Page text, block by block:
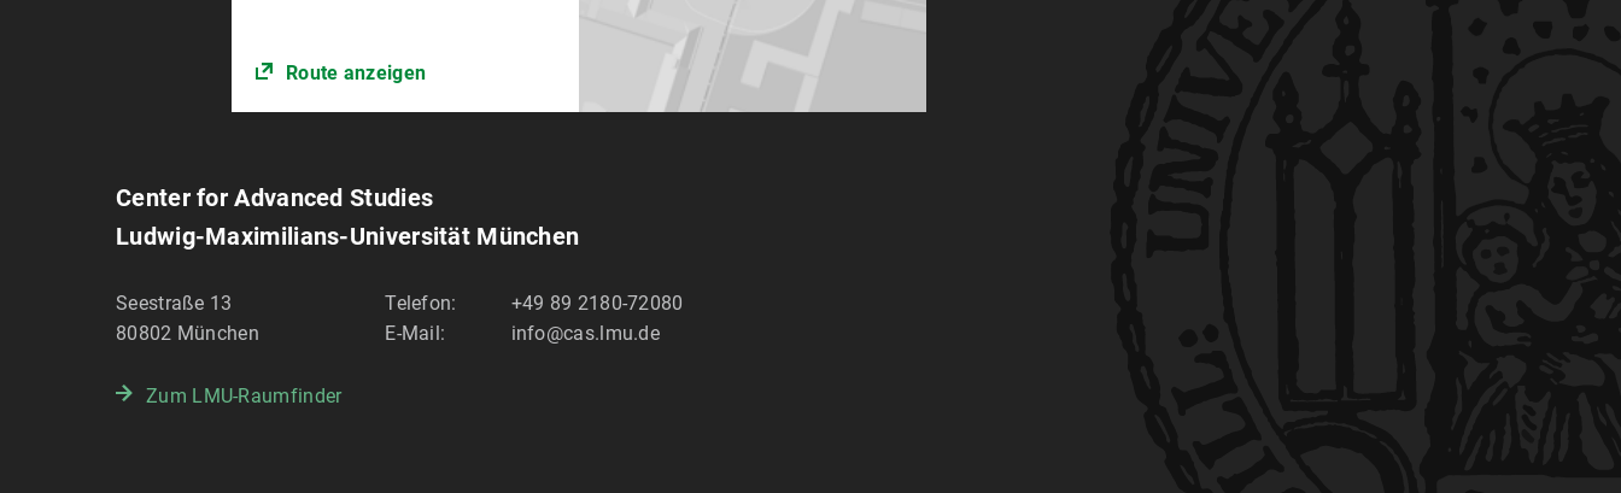
Route anzeigen
Center for Advanced Studies
Ludwig-Maximilians-Universität München
Seestraße 13
80802 München
Telefon:
+49 89 2180-72080
E-Mail:
info@cas.lmu.de
Zum LMU-Raumfinder